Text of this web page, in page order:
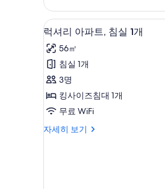
망
(Luxury)
사
진
모
두
보
기
실
개,
바
다
전
망
(Luxury)
자
히
보
기
럭
셔
리
아
파
트,
실
8
럭셔리 아파트, 침실 1개
56㎡
침실 1개
3명
킹사이즈침대 1개
무료 WiFi
자세히 보기
럭